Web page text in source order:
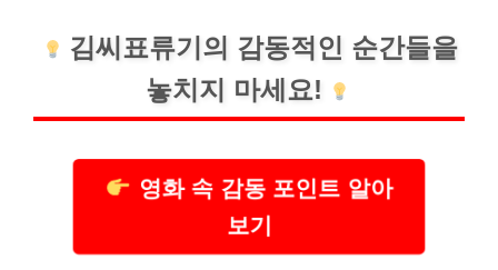
김씨표류기의 감동적인 순간들을
놓치지 마세요!
영화 속 감동 포인트 알아
보기